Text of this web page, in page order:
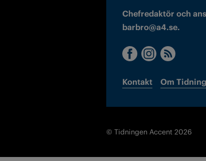
Chefredaktör och
barbro@a4.se.
Kontakt Om
© Tidningen Accent 2026